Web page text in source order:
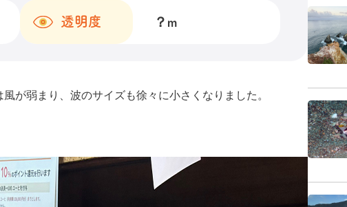
透明度 ？ m
が弱まり、波のサイズも徐々に小さくなりました。